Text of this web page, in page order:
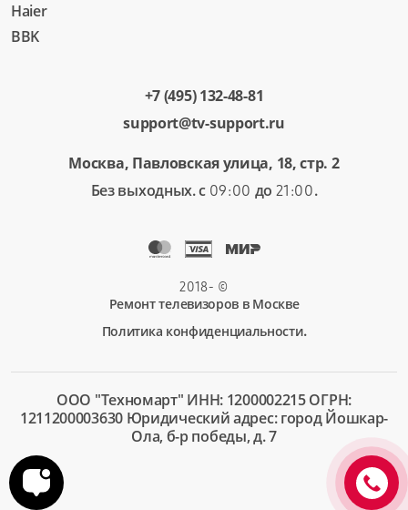
Haier
BBK
+7 (495) 132-48-81
support@tv-support.ru
Москва, Павловская улица, 18, стр. 2
Без выходных. с 09:00 до 21:00.
2018- ©
Ремонт телевизоров в Москве
Политика конфиденциальности.
ООО "Техномарт" ИНН: 1200002215 ОГРН:
1211200003630 Юридический адрес: город Йошкар-
Ола, б-р победы, д. 7
+7 (495)
132-48-
81